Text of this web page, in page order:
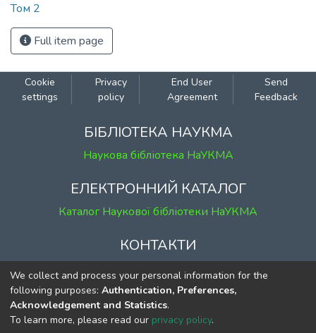
Том 2
Full item page
Cookie
settings
Privacy
policy
End User
Agreement
Send
Feedback
БІБЛІОТЕКА НАУКМА
Наукова бібліотека НаУКМА
ЕЛЕКТРОННИЙ КАТАЛОГ
Каталог Наукової бібліотеки НаУКМА
КОНТАКТИ
м. Київ, вул. Григорія Сковороди, 2
к. 1, к. 120
тел. (044) 463-69-31
ekmair@ukma.edu.ua
We collect and process your personal information for the
following purposes: Authentication, Preferences,
Acknowledgement and Statistics.
To learn more, please read our privacy policy.